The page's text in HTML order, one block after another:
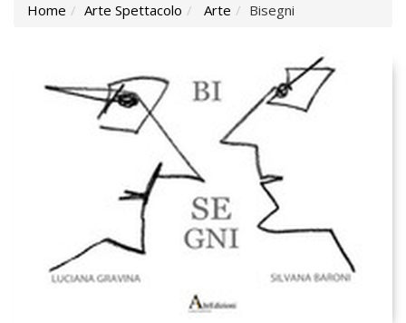
Home Arte Spettacolo Arte Bisegni